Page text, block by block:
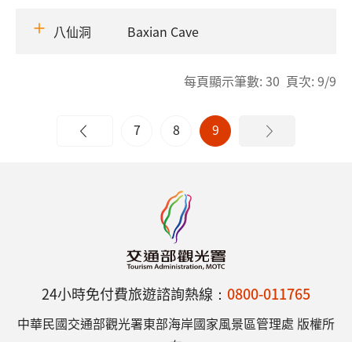
八仙洞 Baxian Cave
每頁顯示筆數: 30 頁次: 9/9
7 8 9
24小時免付費旅遊諮詢熱線： 0800-011765
中華民國交通部觀光署東部海岸國家風景區管理處 版權所